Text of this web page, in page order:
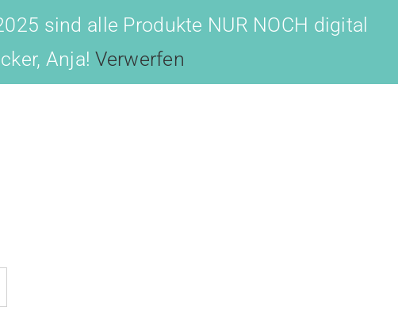
sind alle Produkte NUR NOCH digital
Anja!Verwerfen